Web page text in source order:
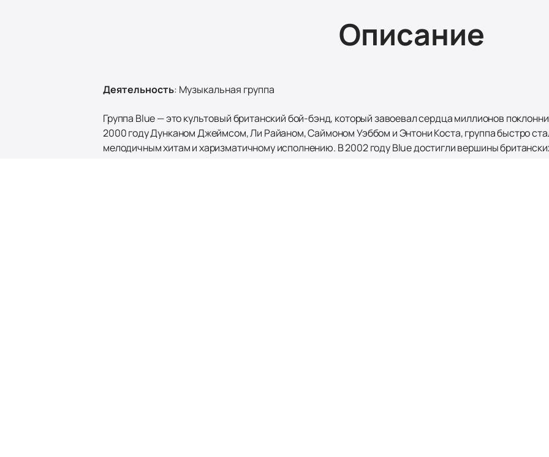
Описание
Деятельность: Музыкальная группа
Группа Blue — это культовый британский бой-бэнд, который завоевал сердца миллионов
2000 году Дунканом Джеймсом, Ли Райаном, Саймоном Уэббом и Энтони Коста, группа быстро
мелодичным хитам и харизматичному исполнению. В 2002 году Blue достигли вершины